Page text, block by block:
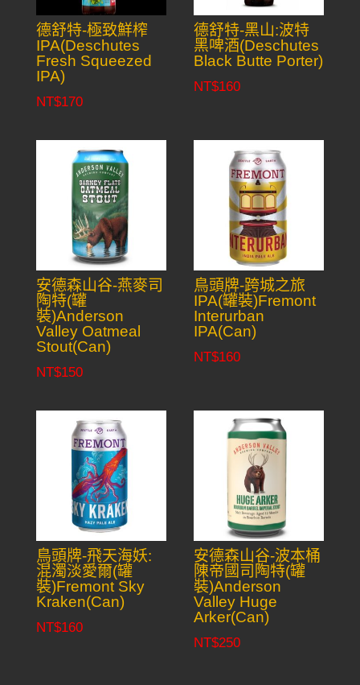
德舒特-極致鮮榨
IPA(Deschutes
Fresh Squeezed
IPA)
NT$170
德舒特-黑山:波特
黑啤酒(Deschutes
Black Butte Porter)
NT$160
安德森山谷-燕麥司
陶特(罐
裝)Anderson
Valley Oatmeal
Stout(Can)
NT$150
鳥頭牌-跨城之旅
IPA(罐裝)Fremont
Interurban
IPA(Can)
NT$160
鳥頭牌-飛天海妖:
混濁淡愛爾(罐
裝)Fremont Sky
Kraken(Can)
NT$160
安德森山谷-波本桶
陳帝國司陶特(罐
裝)Anderson
Valley Huge
Arker(Can)
NT$250